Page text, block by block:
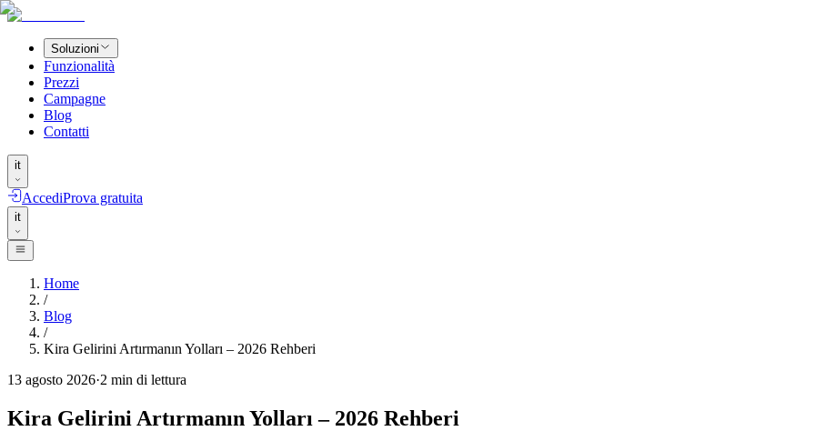
Soluzioni
Funzionalità
Prezzi
Campagne
Blog
Contatti
it
AccediProva gratuita
it
Home
/
Blog
/
Kira Gelirini Artırmanın Yolları – 2026 Rehberi
13 agosto 2026·2 min di lettura
Kira Gelirini Artırmanın Yolları – 2026 Rehberi